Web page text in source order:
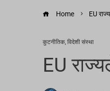
Home EU
कुटनीतिक, विदेशी संस्था
EU